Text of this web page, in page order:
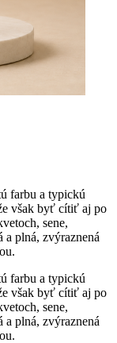
farbu a typickú
však byť cítiť aj po
sene,
plná, zvýraznená
farbu a typickú
však byť cítiť aj po
sene,
plná, zvýraznená